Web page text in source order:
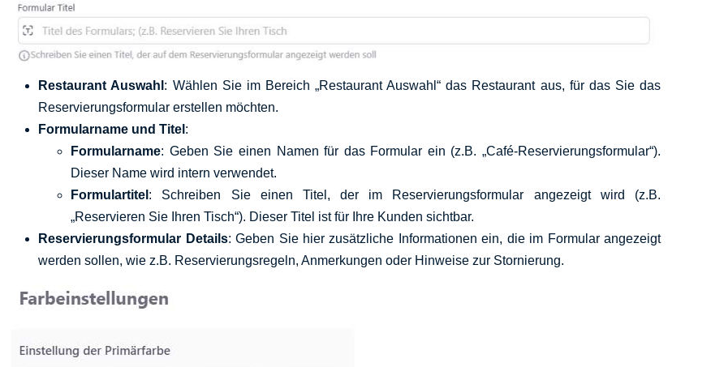
Restaurant Auswahl : Wählen Sie im Bereich „Restaurant Auswahl“ das Restaurant aus, für das Sie das
Reservierungsformular erstellen möchten.
Formularname und Titel :
Formularname: Geben Sie einen Namen für das Formular ein (z.B. „Café-Reservierungsformular“).
Dieser Name wird intern verwendet.
Formulartitel : Schreiben Sie einen Titel, der im Reservierungsformular angezeigt wird (z.B.
„Reservieren Sie Ihren Tisch“). Dieser Titel ist für Ihre Kunden sichtbar.
Reservierungsformular Details: Geben Sie hier zusätzliche Informationen ein, die im Formular angezeigt
werden sollen, wie z.B. Reservierungsregeln, Anmerkungen oder Hinweise zur Stornierung.